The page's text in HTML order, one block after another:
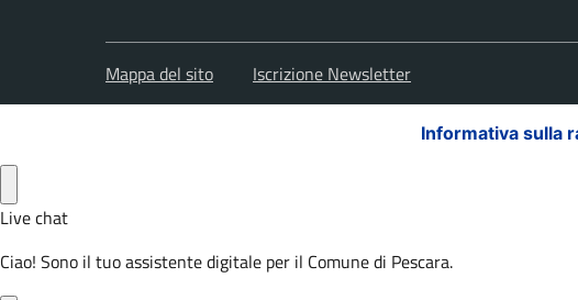
Mappa del sito Iscrizione Newsletter
Informativa sulla